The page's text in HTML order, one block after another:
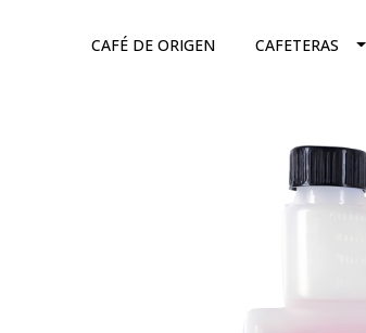
CAFÉ DE ORIGEN CAFETERAS